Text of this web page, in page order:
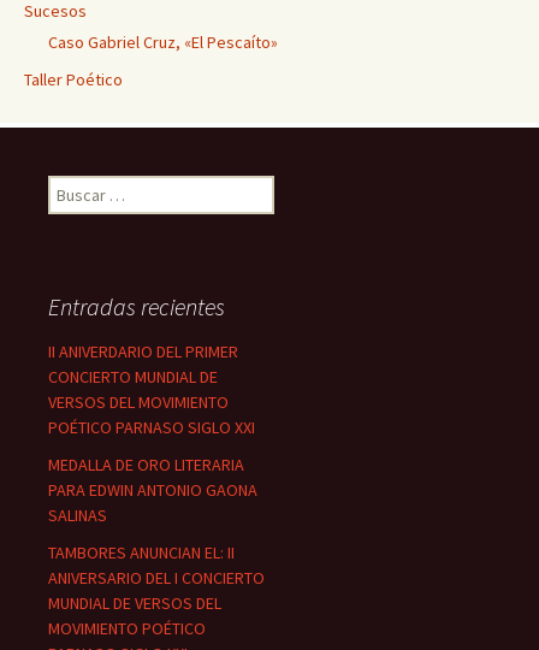
Sucesos
Caso Gabriel Cruz, «El Pescaíto»
Taller Poético
Buscar:
Entradas recientes
II ANIVERDARIO DEL PRIMER
CONCIERTO MUNDIAL DE
VERSOS DEL MOVIMIENTO
POÉTICO PARNASO SIGLO XXI
MEDALLA DE ORO LITERARIA
PARA EDWIN ANTONIO GAONA
SALINAS
TAMBORES ANUNCIAN EL: II
ANIVERSARIO DEL I CONCIERTO
MUNDIAL DE VERSOS DEL
MOVIMIENTO POÉTICO